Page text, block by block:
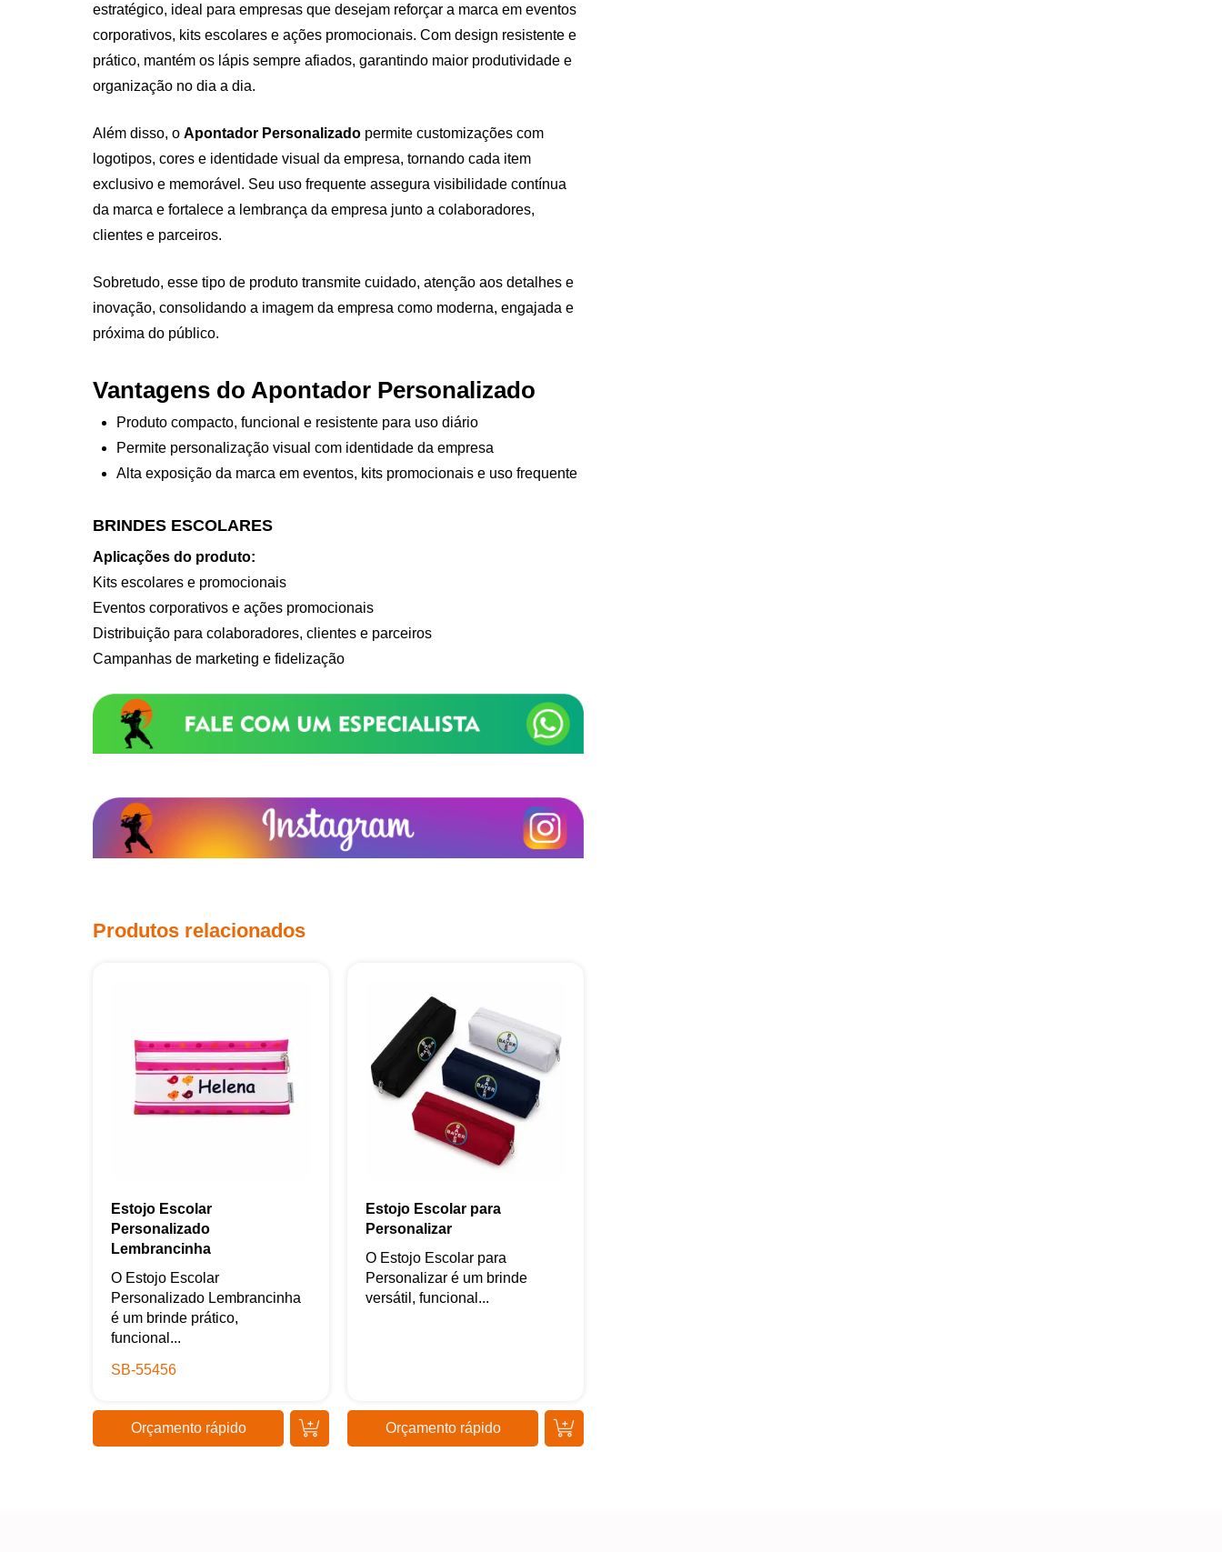
estratégico, ideal para empresas que desejam reforçar a marca em eventos
corporativos, kits escolares e ações promocionais. Com design resistente e
prático, mantém os lápis sempre afiados, garantindo maior produtividade e
organização no dia a dia.
Além disso, o Apontador Personalizado permite customizações com
logotipos, cores e identidade visual da empresa, tornando cada item
exclusivo e memorável. Seu uso frequente assegura visibilidade contínua
da marca e fortalece a lembrança da empresa junto a colaboradores,
clientes e parceiros.
Sobretudo, esse tipo de produto transmite cuidado, atenção aos detalhes e
inovação, consolidando a imagem da empresa como moderna, engajada e
próxima do público.
Vantagens do Apontador Personalizado
Produto compacto, funcional e resistente para uso diário
Permite personalização visual com identidade da empresa
Alta exposição da marca em eventos, kits promocionais e uso frequente
BRINDES ESCOLARES
Aplicações do produto:
Kits escolares e promocionais
Eventos corporativos e ações promocionais
Distribuição para colaboradores, clientes e parceiros
Campanhas de marketing e fidelização
Produtos relacionados
Estojo Escolar
Personalizado
Lembrancinha
O Estojo Escolar
Personalizado Lembrancinha
é um brinde prático,
funcional...
SB-55456
Orçamento rápido
Estojo Escolar para
Personalizar
O Estojo Escolar para
Personalizar é um brinde
versátil, funcional...
Orçamento rápido